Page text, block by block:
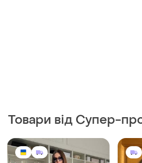
Товари від Супер-